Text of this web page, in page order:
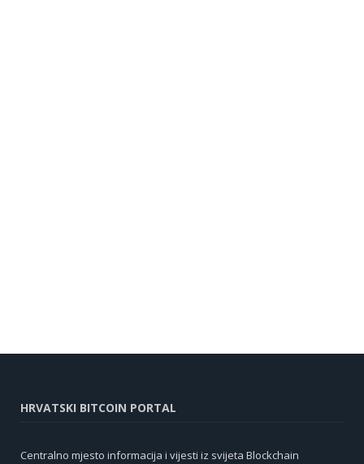
HRVATSKI BITCOIN PORTAL
Centralno mjesto informacija i vijesti iz svijeta Blockchain